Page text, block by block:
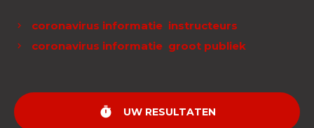
coronavirus informatie instructeurs
coronavirus informatie groot publiek
timer UW RESULTATEN